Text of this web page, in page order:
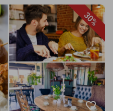
30%
favorite_border